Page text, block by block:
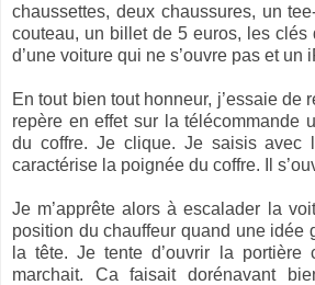
chaussettes, deux chaussures, un
couteau, un billet de 5 euros, les clés
d’une voiture qui ne s’ouvre pas et un
En tout bien tout honneur, j’essaie de
repère en effet sur la télécommande
du coffre. Je clique. Je saisis avec
caractérise la poignée du coffre. Il
Je m’apprête alors à escalader la
position du chauffeur quand une idée
la tête. Je tente d’ouvrir la portière
marchait. Ca faisait dorénavant